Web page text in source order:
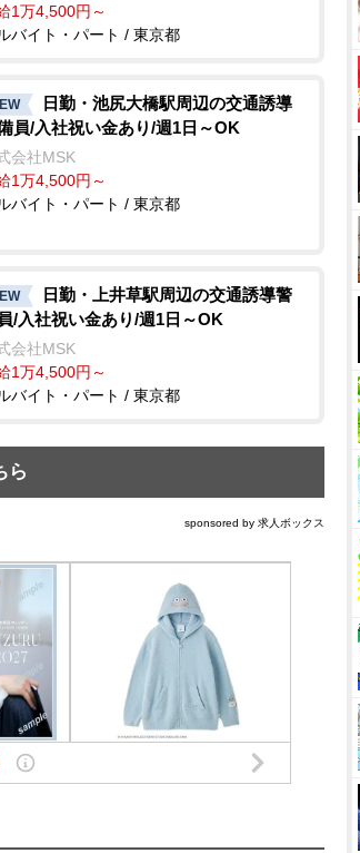
1万4,500円～
バイト・パート / 東京都
日勤・池尻大橋駅周辺の交通誘導
員/入社祝い金あり/週1日～OK
会社MSK
1万4,500円～
バイト・パート / 東京都
日勤・上井草駅周辺の交通誘導警
/入社祝い金あり/週1日～OK
会社MSK
1万4,500円～
バイト・パート / 東京都
ら
sponsored by 求人ボックス